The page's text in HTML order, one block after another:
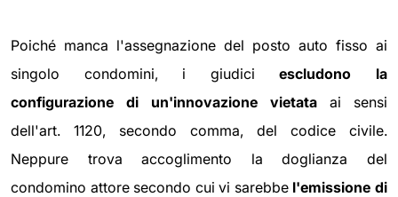
Poiché manca l'assegnazione del posto auto fisso ai
singolo condomini, i giudiciescludono la
configurazione di un'innovazione vietata ai sensi
dell'art. 1120, secondo comma, del codice civile.
Neppure trova accoglimento la doglianza del
condomino attore secondo cui vi sarebbe l'emissione di